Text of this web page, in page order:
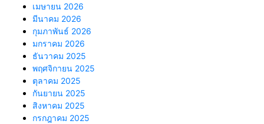
เมษายน 2026
มีนาคม 2026
กุมภาพันธ์ 2026
มกราคม 2026
ธันวาคม 2025
พฤศจิกายน 2025
ตุลาคม 2025
กันยายน 2025
สิงหาคม 2025
กรกฎาคม 2025